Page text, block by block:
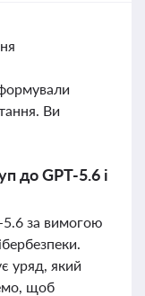
Ви
до GPT-5.6 і
за вимогою
уряд, який
щоб